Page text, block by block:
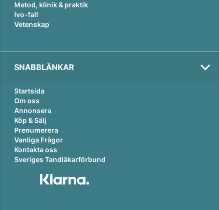
Metod, klinik & praktik
Ivo-fall
Vetenskap
SNABBLÄNKAR
Startsida
Om oss
Annonsera
Köp & Sälj
Prenumerera
Vanliga Frågor
Kontakta oss
Sveriges Tandläkarförbund